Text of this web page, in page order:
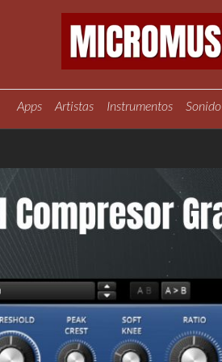
Apps Artistas Instrumentos Sonido